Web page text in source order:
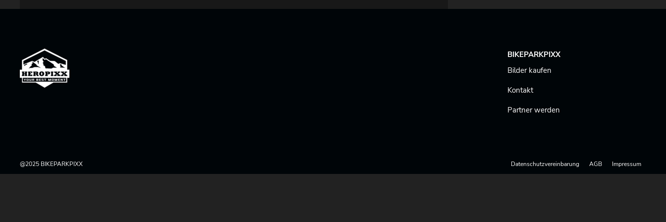
BIKEPARKPIXX
Bilder kaufen
Kontakt
Partner werden
@2025 BIKEPARKPIXX Datenschutzvereinbarung AGB Impressum